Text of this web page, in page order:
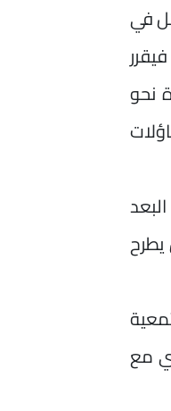
في
نحو
يطرح
مع